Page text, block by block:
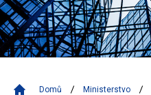
Domů Ministerstvo